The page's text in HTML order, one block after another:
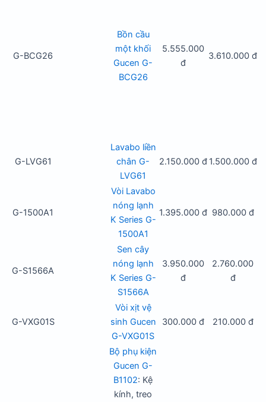
G-BCG26
Bồn cầu
một khối
Gucen G-
BCG26
5.555.000
đ
3.610.000 đ
G-LVG61
Lavabo liền
chân G-
LVG61
2.150.000 đ 1.500.000 đ
G-1500A1
Vòi Lavabo
nóng lạnh
K Series G-
1500A1
1.395.000 đ 980.000 đ
G-S1566A
Sen cây
nóng lạnh
K Series G-
S1566A
3.950.000
đ
2.760.000
đ
G-VXG01S
Vòi xịt vệ
sinh Gucen
G-VXG01S
300.000 đ 210.000 đ
Bộ phụ kiện
Gucen G-
B1102: Kệ
kính, treo